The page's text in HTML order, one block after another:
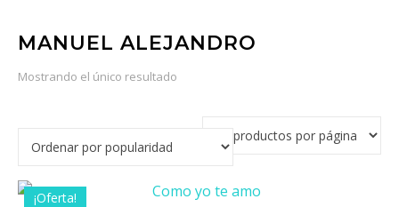
MANUEL ALEJANDRO
Mostrando el único resultado
¡Oferta!